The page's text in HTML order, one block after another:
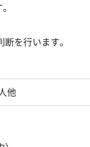
を行います。
他